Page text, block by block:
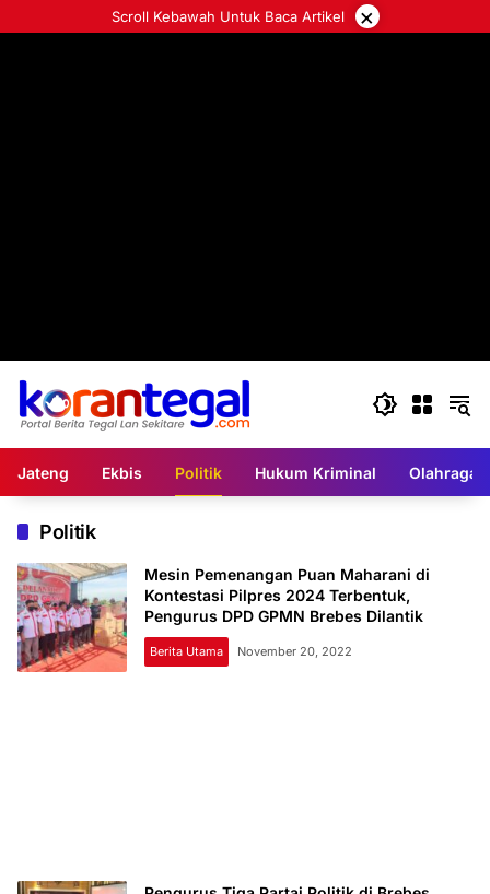
ke
Scroll Kebawah Untuk Baca Artikel ×
Jateng Ekbis Politik Hukum Kriminal Olahraga
Politik
Mesin Pemenangan Puan Maharani di
Kontestasi Pilpres 2024 Terbentuk,
Pengurus DPD GPMN Brebes Dilantik
Berita Utama November 20, 2022